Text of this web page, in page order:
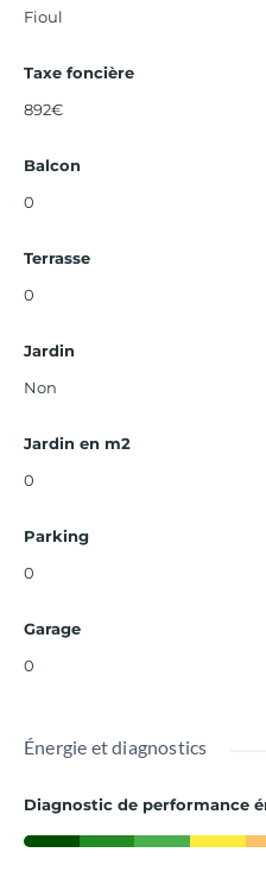
Fioul
Taxe foncière
892€
Balcon
0
Terrasse
0
Jardin
Non
Jardin en m2
0
Parking
0
Garage
0
Énergie et diagnostics
Diagnostic de performance